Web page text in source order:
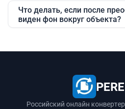
Что делать, если после
виден фон вокруг объекта?
Российский онлайн